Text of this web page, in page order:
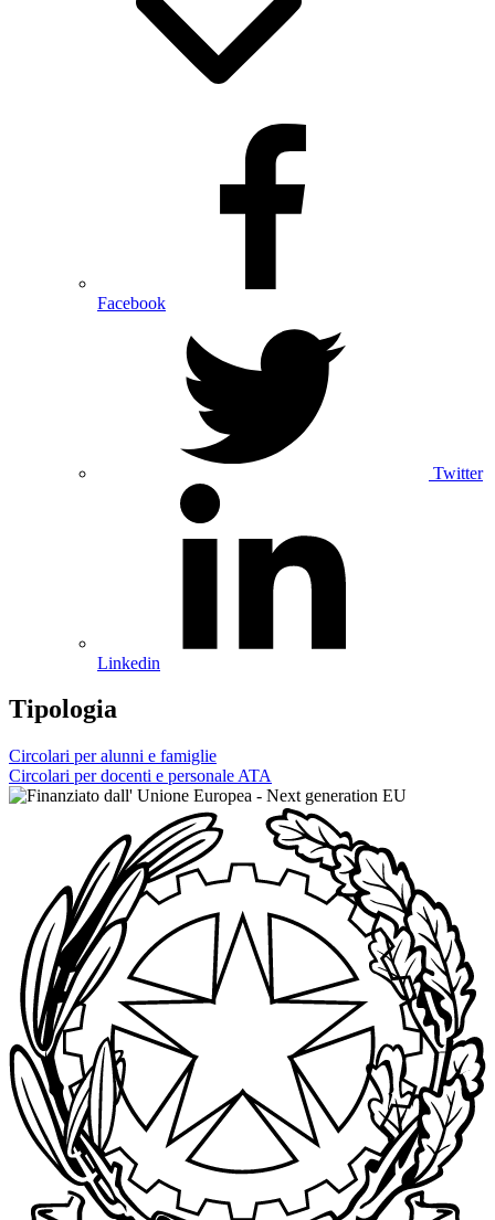
Facebook
Twitter
Linkedin
Tipologia
Circolari per alunni e famiglie
Circolari per docenti e personale ATA